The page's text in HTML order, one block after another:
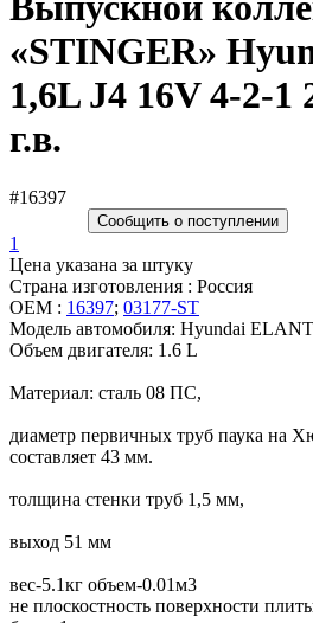
«STINGER»
1,6L J4 16V 4-2-1
г.в.
#16397
Сообщить о поступлении
1
Цена указана за штуку
Страна изготовления : Россия
OEM : 16397; 03177-ST
Модель автомобиля: Hyundai
Объем двигателя: 1.6 L
Материал: сталь 08 ПC,
диаметр первичных труб паука на
составляет 43 мм.
толщина стенки труб 1,5 мм,
выход 51 мм
вес-5.1кг объем-0.01м3
не плоскостность поверхности